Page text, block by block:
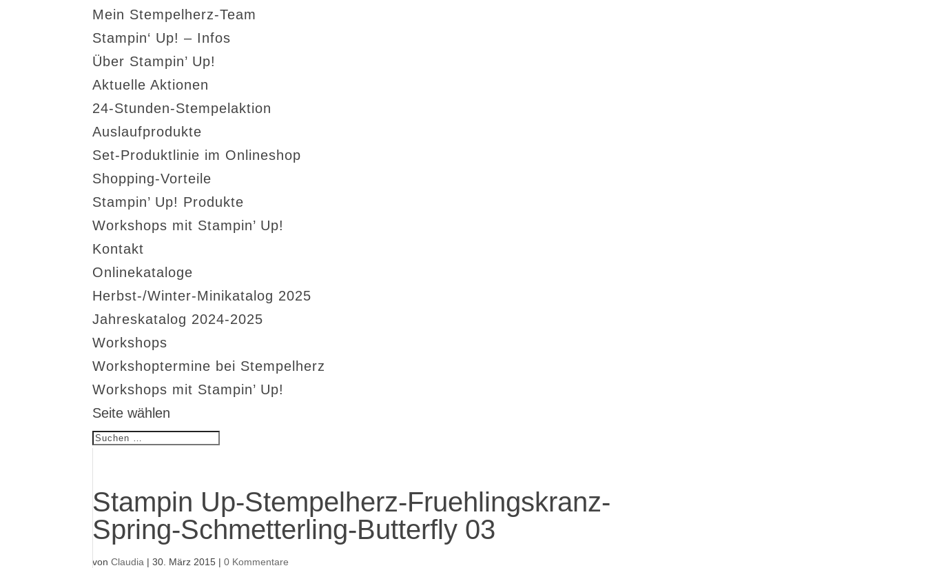
Mein Stempelherz-Team
Stampin‘ Up! – Infos
Über Stampin’ Up!
Aktuelle Aktionen
24-Stunden-Stempelaktion
Auslaufprodukte
Set-Produktlinie im Onlineshop
Shopping-Vorteile
Stampin’ Up! Produkte
Workshops mit Stampin’ Up!
Kontakt
Onlinekataloge
Herbst-/Winter-Minikatalog 2025
Jahreskatalog 2024-2025
Workshops
Workshoptermine bei Stempelherz
Workshops mit Stampin’ Up!
Seite wählen
Stampin Up-Stempelherz-Fruehlingskranz-
Spring-Schmetterling-Butterfly 03
vonClaudia |30. März 2015 |0 Kommentare